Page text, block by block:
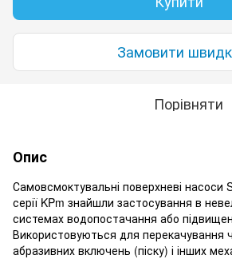
Замовити
Порівняти
Опис
Самовсмоктувальні поверхневі насоси
серії KPm знайшли застосування в
системах водопостачання або
Використовуються для перекачування
абразивних включень (піску) і інших